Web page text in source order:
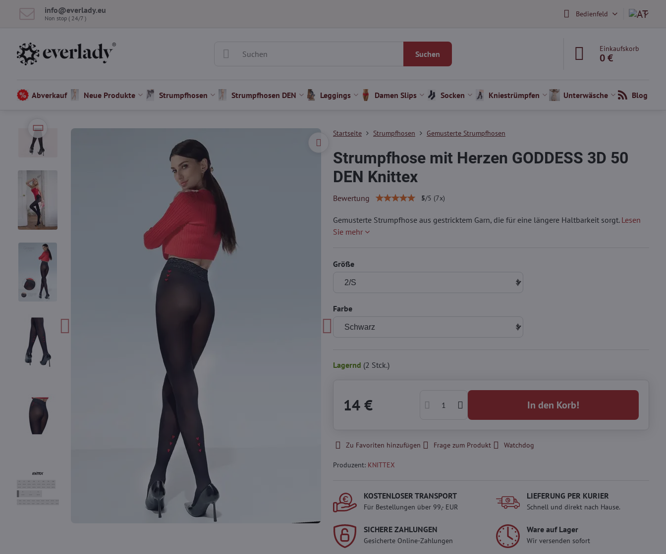
info​@everlady​.eu
Non stop ( 24/7 ) Bedienfeld
Suchen
Einkaufskorb
0 €
Abverkauf Neue Produkte Strumpfhosen Strumpfhosen DEN Leggings Damen Slips Socken Kniestrümpfen Unterwäsche Blog
Startseite Strumpfhosen Gemusterte Strumpfhosen
Strumpfhose mit Herzen GODDESS 3D 50
DEN Knittex
Bewertung 5/5 (7x)
Gemusterte Strumpfhose aus gestricktem Garn, die für eine längere Haltbarkeit sorgt. Lesen
Sie mehr
Größe
Farbe
Lagernd (2 Stck.)
14 € In den Korb!
Zu Favoriten hinzufügen Frage zum Produkt Watchdog
Produzent: KNITTEX
KOSTENLOSER TRANSPORT
Für Bestellungen über 99,- EUR
LIEFERUNG PER KURIER
Schnell und direkt nach Hause.
SICHERE ZAHLUNGEN
Gesicherte Online-Zahlungen
Ware auf Lager
Wir versenden sofort